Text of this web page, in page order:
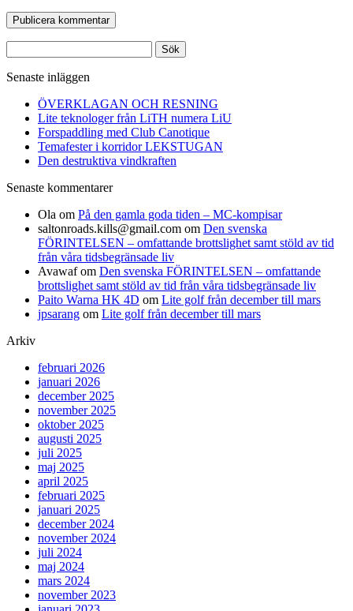
efter:
Senaste inläggen
ÖVERKLAGAN OCH RESNING
Lite teknologer från LiTH numera LiU
Forspaddling med Club Canotique
Temafester i korridor LEKSTUGAN
Den destruktiva vindkraften
Senaste kommentarer
Ola om På den gamla goda tiden – MC-kompisar
saltonroads.kills@gmail.com om Den svenska
FÖRINTELSEN – omfattande brottslighet samt stöld av tid
från våra tidsbegränsade liv
Avawafom Den svenska FÖRINTELSEN – omfattande
brottslighet samt stöld av tid från våra tidsbegränsade liv
Paito Warna HK 4D om Lite golf från december till mars
jpsarang om Lite golf från december till mars
Arkiv
februari 2026
januari 2026
december 2025
november 2025
oktober 2025
augusti 2025
juli 2025
maj 2025
april 2025
februari 2025
januari 2025
december 2024
november 2024
juli 2024
maj 2024
mars 2024
november 2023